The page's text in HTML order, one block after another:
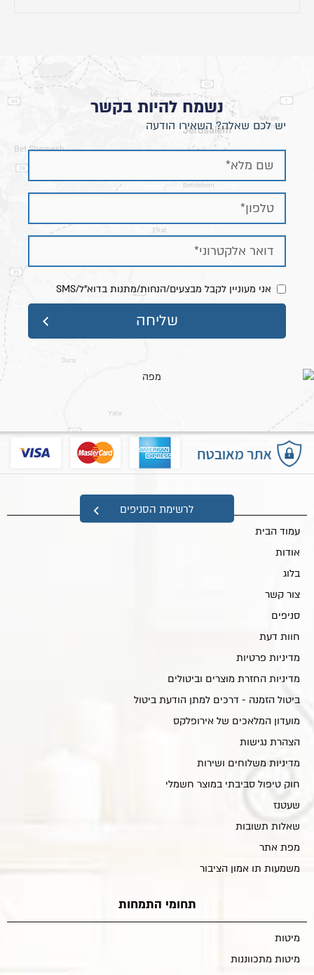
גובה ראש המיטה כ- 105 ס"מ
רוחב מיטה : תוספת של כ- 8 ס"מ לרוחב הנבחר
אורך מיטה: תוספת של כ- 10 ס"מ לרוחב הנבחר
נשמח להיות בקשר
יש לכם שאלה? השאירו הודעה
אני מעוניין לקבל מבצעים/הנחות/מתנות בדוא"ל/SMS
לרשימת הסניפים
מפת אתר
עמוד הבית
אודות
בלוג
צור קשר
סניפים
חוות דעת
מדיניות פרטיות
מדיניות החזרת מוצרים וביטולים
ביטול הזמנה - דרכים למתן הודעת ביטול
מועדון המלאכים של אירופלקס
הצהרת נגישות
מדיניות משלוחים ושירות
חוק טיפול סביבתי במוצר חשמלי
שעטנז
שאלות תשובות
מפת אתר
משמעות תו אמון הציבור
תחומי התמחות
מיטות
מיטות מתכווננות